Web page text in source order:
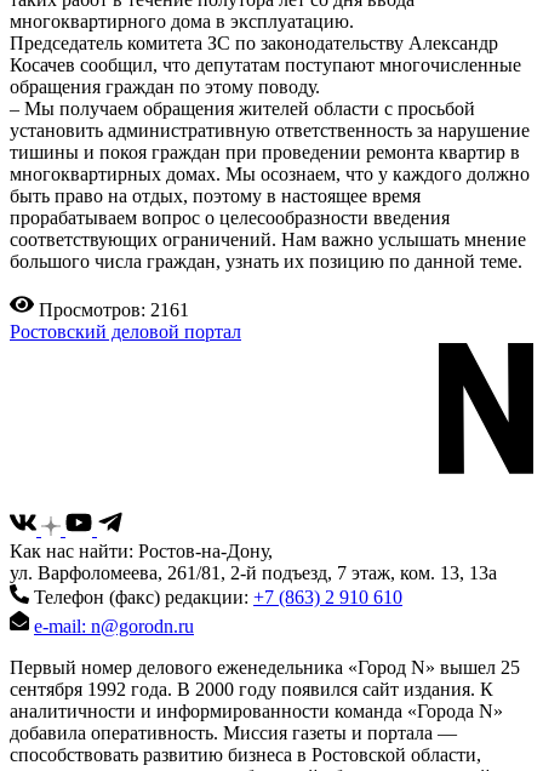
многоквартирного дома в эксплуатацию.
Председатель комитета ЗС по законодательству Александр
Косачев сообщил, что депутатам поступают многочисленные
обращения граждан по этому поводу.
– Мы получаем обращения жителей области с просьбой
установить административную ответственность за нарушение
тишины и покоя граждан при проведении ремонта квартир в
многоквартирных домах. Мы осознаем, что у каждого должно
быть право на отдых, поэтому в настоящее время
прорабатываем вопрос о целесообразности введения
соответствующих ограничений. Нам важно услышать мнение
большого числа граждан, узнать их позицию по данной теме.
Просмотров: 2161
Ростовский деловой портал
Как нас найти: Ростов-на-Дону,
ул. Варфоломеева, 261/81, 2-й подъезд, 7 этаж, ком. 13, 13а
Телефон (факс) редакции: +7 (863) 2 910 610
e-mail: n@gorodn.ru
Первый номер делового еженедельника «Город N» вышел 25
сентября 1992 года. В 2000 году появился сайт издания. К
аналитичности и информированности команда «Города N»
добавила оперативность. Миссия газеты и портала —
способствовать развитию бизнеса в Ростовской области,